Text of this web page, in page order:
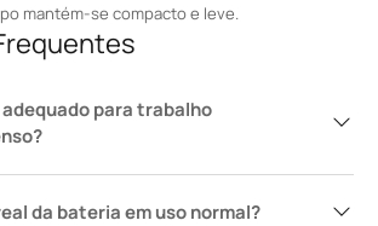
mantém-se compacto e leve.
adequado para trabalho
da bateria em uso normal?